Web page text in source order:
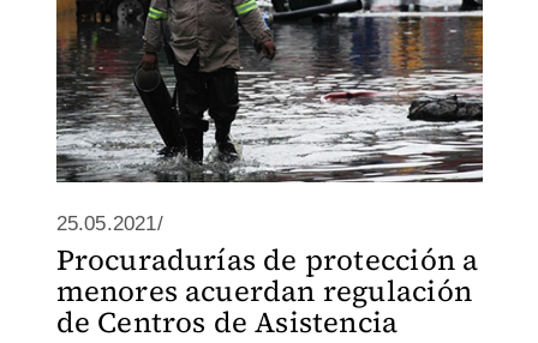
25.05.2021/
Procuradurías de protección a
menores acuerdan regulación
de Centros de Asistencia